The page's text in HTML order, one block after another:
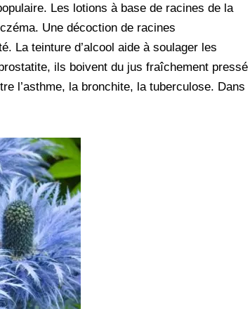
Les lotions à base de racines de la
Une décoction de racines
La teinture d’alcool aide à soulager les
ils boivent du jus fraîchement pressé
l’asthme, la bronchite, la tuberculose. Dans